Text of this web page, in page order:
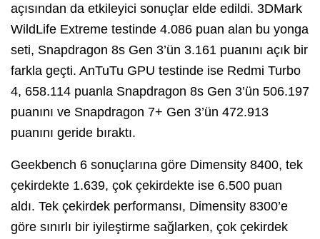
açısından da etkileyici sonuçlar elde edildi. 3DMark
WildLife Extreme testinde 4.086 puan alan bu yonga
seti, Snapdragon 8s Gen 3’ün 3.161 puanını açık bir
farkla geçti. AnTuTu GPU testinde ise Redmi Turbo
4, 658.114 puanla Snapdragon 8s Gen 3’ün 506.197
puanını ve Snapdragon 7+ Gen 3’ün 472.913
puanını geride bıraktı.
Geekbench 6 sonuçlarına göre Dimensity 8400, tek
çekirdekte 1.639, çok çekirdekte ise 6.500 puan
aldı. Tek çekirdek performansı, Dimensity 8300’e
göre sınırlı bir iyileştirme sağlarken, çok çekirdek